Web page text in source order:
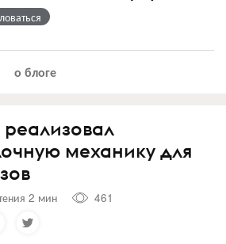
о блоге
реализовал
механику для
2 мин
461